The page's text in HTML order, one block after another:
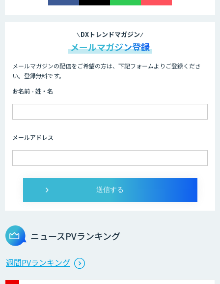
ト」
Drug Discovery AI Factory
KIBIT Amanogawa
AI 受託開発・導入支援
DXトレンドマガジン
メールマガジン登録
メールマガジンの配信をご希望の方は、下記フォームよりご登録くださ
い。登録無料です。
お名前 - 姓・名
メールアドレス
ニュースPVランキング
週間PVランキング